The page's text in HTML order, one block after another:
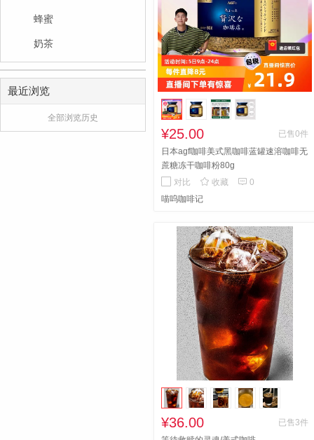
蜂蜜
奶茶
最近浏览
全部浏览历史
¥25.00
已售0件
日本agf咖啡美式黑咖啡蓝罐速溶咖啡无
蔗糖冻干咖啡粉80g
对比
 收藏  0
喵呜咖啡记
¥36.00
已售3件